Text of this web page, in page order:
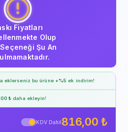
Fiyatları
Olup
Seçeneği Şu An
eklerseniz bu ürüne +%5 ek indirim!
₺ daha ekleyin!
KDV Dahil816,00 ₺